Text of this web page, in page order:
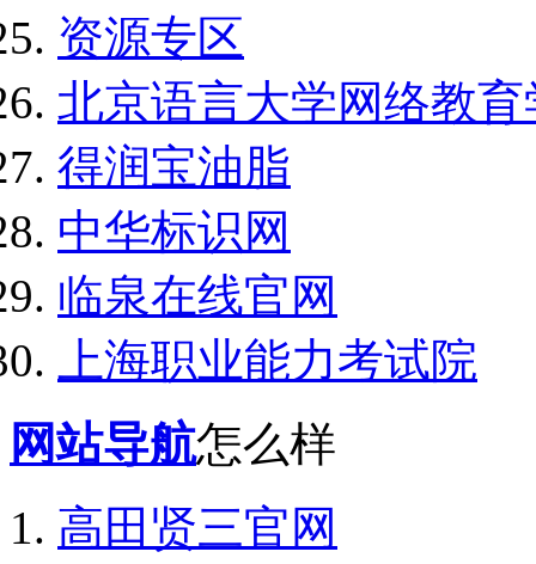
资源专区
北京语言大学网络教育
得润宝油脂
中华标识网
临泉在线官网
上海职业能力考试院
网站导航怎么样
高田贤三官网